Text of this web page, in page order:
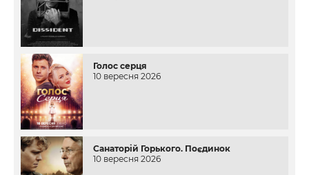
Голос серця
10 вересня 2026
Санаторій Горького. Поєдинок
10 вересня 2026